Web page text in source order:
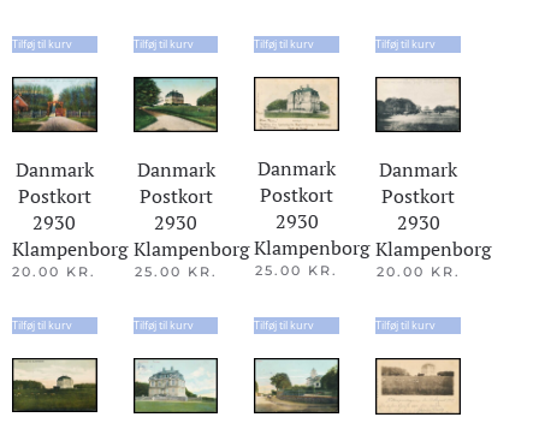
Tilføj til kurv Tilføj til kurv Tilføj til kurv Tilføj til kurv
Danmark
Postkort
2930
Klampenborg
20.00 KR.
Tilføj til kurv
Danmark
Postkort
2930
Klampenborg
25.00 KR.
Tilføj til kurv
Danmark
Postkort
2930
Klampenborg
25.00 KR.
Tilføj til kurv
Danmark
Postkort
2930
Klampenborg
20.00 KR.
Tilføj til kurv